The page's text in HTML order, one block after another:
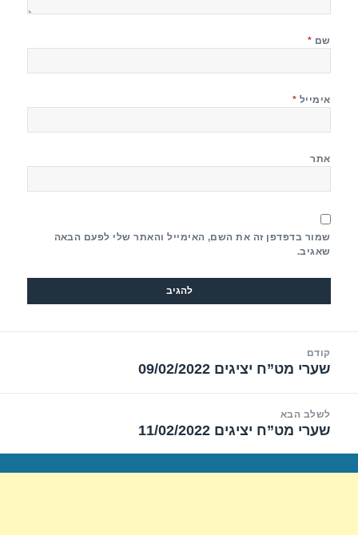
שם *
אימייל *
אתר
שמור בדפדפן זה את השם, האימייל והאתר שלי לפעם הבאה
שאגיב.
קודם
הפוסט
שערי מט”ח יציגים 09/02/2022
לשלב הבא
הפוסט
שערי מט”ח יציגים 11/02/2022